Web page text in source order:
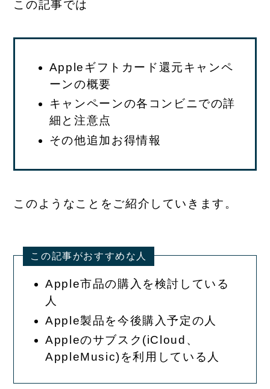
この記事では
Appleギフトカード還元キャンペ
ーンの概要
キャンペーンの各コンビニでの詳
細と注意点
その他追加お得情報
このようなことをご紹介していきます。
この記事がおすすめな人
Apple市品の購入を検討している
人
Apple製品を今後購入予定の人
Appleのサブスク(iCloud、
AppleMusic)を利用している人